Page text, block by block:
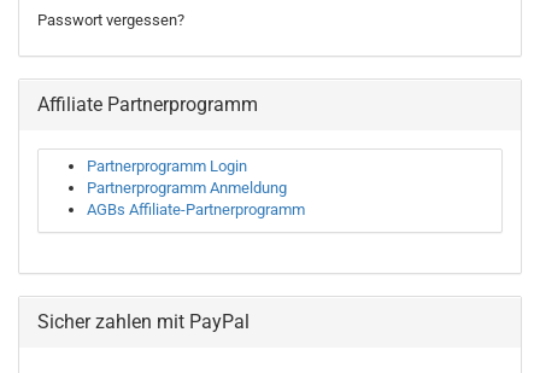
Passwort vergessen?
Affiliate Partnerprogramm
Partnerprogramm Login
Partnerprogramm Anmeldung
AGBs Affiliate-Partnerprogramm
Sicher zahlen mit PayPal